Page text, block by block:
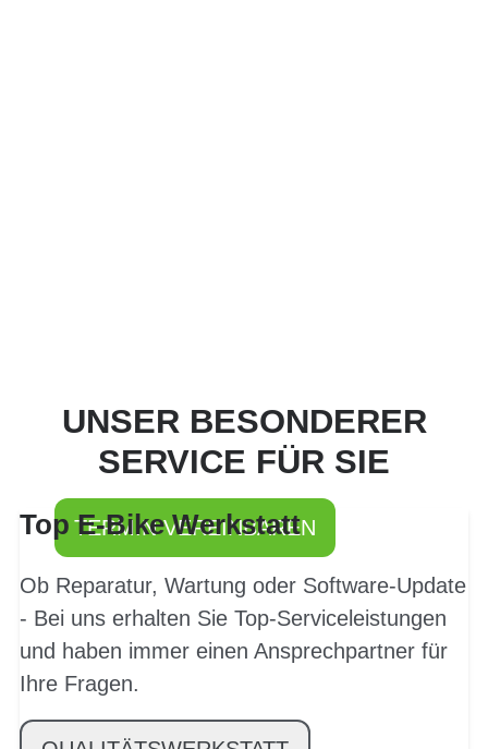
PROBEFAHRT? JA,
SOFORT!
TERMIN VEREINBAREN
UNSER BESONDERER
SERVICE FÜR SIE
Top E-Bike Werkstatt
Ob Reparatur, Wartung oder Software-Update
- Bei uns erhalten Sie Top-Serviceleistungen
und haben immer einen Ansprechpartner für
Ihre Fragen.